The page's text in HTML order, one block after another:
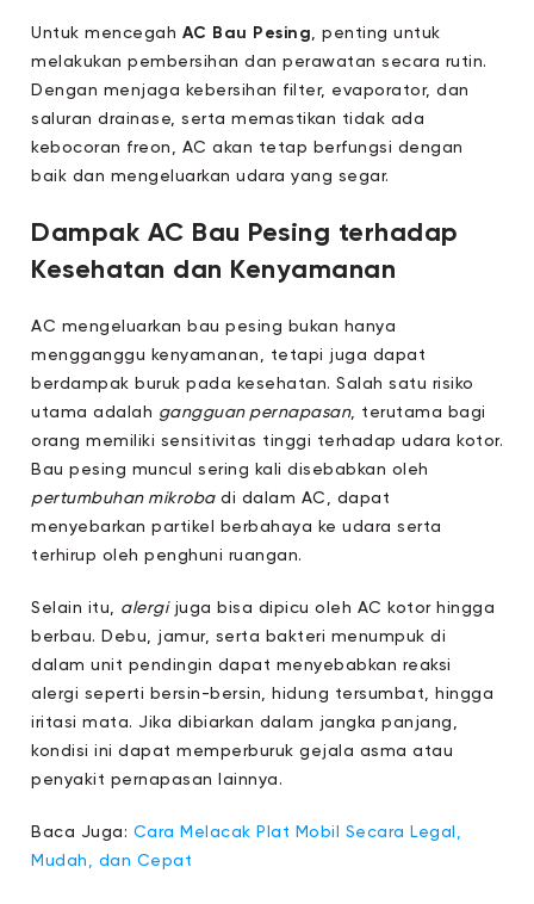
Untuk mencegah AC Bau Pesing, penting untuk
melakukan pembersihan dan perawatan secara rutin.
Dengan menjaga kebersihan filter, evaporator, dan
saluran drainase, serta memastikan tidak ada
kebocoran freon, AC akan tetap berfungsi dengan
baik dan mengeluarkan udara yang segar.
Dampak AC Bau Pesing terhadap
Kesehatan dan Kenyamanan
AC mengeluarkan bau pesing bukan hanya
mengganggu kenyamanan, tetapi juga dapat
berdampak buruk pada kesehatan. Salah satu risiko
utama adalah gangguan pernapasan, terutama bagi
orang memiliki sensitivitas tinggi terhadap udara kotor.
Bau pesing muncul sering kali disebabkan oleh
pertumbuhan mikrobadi dalam AC, dapat
menyebarkan partikel berbahaya ke udara serta
terhirup oleh penghuni ruangan.
Selain itu, alergijuga bisa dipicu oleh AC kotor hingga
berbau. Debu, jamur, serta bakteri menumpuk di
dalam unit pendingin dapat menyebabkan reaksi
alergi seperti bersin-bersin, hidung tersumbat, hingga
iritasi mata. Jika dibiarkan dalam jangka panjang,
kondisi ini dapat memperburuk gejala asma atau
penyakit pernapasan lainnya.
Baca Juga: Cara Melacak Plat Mobil Secara Legal,
Mudah, dan Cepat